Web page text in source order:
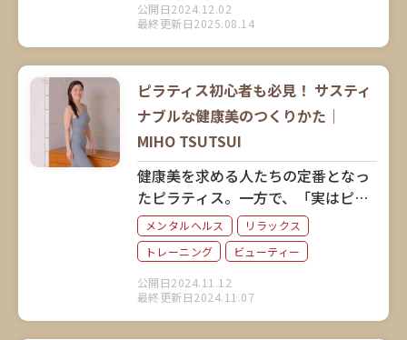
公開日2024.12.02
最終更新日2025.08.14
接骨院グループ総院長の高野良介さ
ん。身体のセルフケアについてお聞
きしました。
ピラティス初心者も必見！ サスティ
ナブルな健康美のつくりかた｜
MIHO TSUTSUI
メンタルヘルス
リラックス
トレーニング
ビューティー
公開日2024.11.12
最終更新日2024.11.07
健康美を求める人たちの定番となっ
たピラティス。一方で、「実はピラ
ティスについてよくわかっていな
い」という初心者も多いよう。20年
前にピラティスと出会い、人生が変
わったというMIHO TSUTSUIさん
に、ピラティスとは何か、どんな効
果があるのか、改めて伺いました。